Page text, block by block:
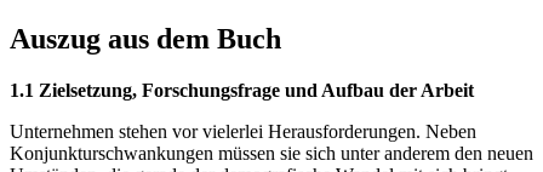
Auszug aus dem Buch
1.1 Zielsetzung, Forschungsfrage und Aufbau der Arbeit
Unternehmen stehen vor vielerlei Herausforderungen. Neben
Konjunkturschwankungen müssen sie sich unter anderem den neuen